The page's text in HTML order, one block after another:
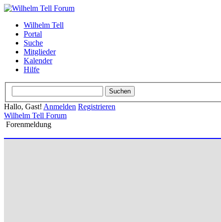
Wilhelm Tell
Portal
Suche
Mitglieder
Kalender
Hilfe
Hallo, Gast! Anmelden Registrieren
Wilhelm Tell Forum
Forenmeldung